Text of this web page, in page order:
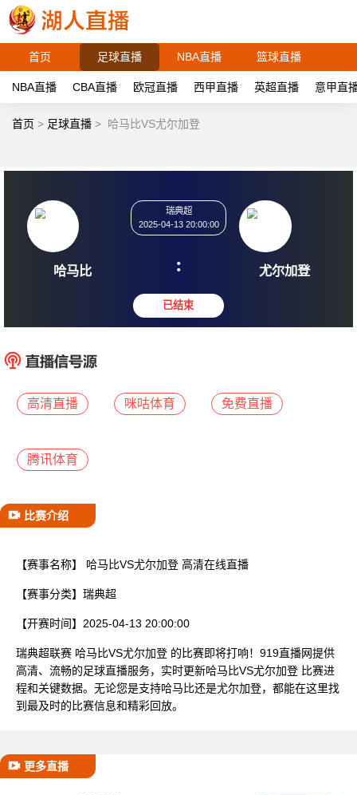
首页 足球直播 NBA直播 篮球直播
NBA直播 CBA直播 欧冠直播 西甲直播 英超直播 意甲直
首页 > 足球直播 > 哈马比VS尤尔加登
哈马比
2025-04-13 20:00:00
: 尤尔
高清直播 咪咕体育 免费直播
腾讯体育
比赛介绍
【赛事名称】 哈马比VS尤尔加登 高清在线直播
【赛事分类】 瑞典超
【开赛时间】 2025-04-13 20:00:00
瑞典超联赛 哈马比VS尤尔加登 的比赛即将打响！919直播网提供
高清、流畅的足球直播服务，实时更新哈马比VS尤尔加登 比赛进
程和关键数据。无论您是支持哈马比还是尤尔加登，都能在这里找
到最及时的比赛信息和精彩回放。
更多直播